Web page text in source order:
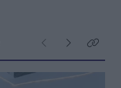
Poprzednie
NastępneKliknij